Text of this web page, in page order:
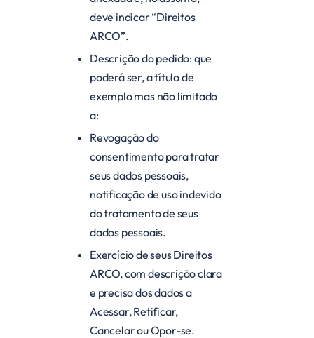
deve indicar “Direitos
ARCO”.
Descrição do pedido: que
poderá ser, a título de
exemplo mas não limitado
a:
Revogação do
consentimento para tratar
seus dados pessoais,
notificação de uso indevido
do tratamento de seus
dados pessoais.
Exercício de seus Direitos
ARCO, com descrição clara
e precisa dos dados a
Acessar, Retificar,
Cancelar ou Opor-se.